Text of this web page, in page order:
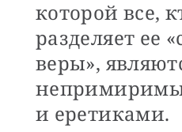
которой все,
разделяет ее
веры»,
и еретиками.